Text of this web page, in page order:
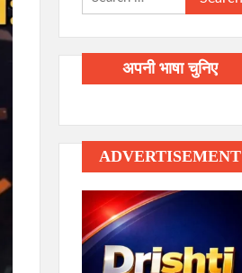
for:
अपनी भाषा चुनिए
ADVERTISEMENT